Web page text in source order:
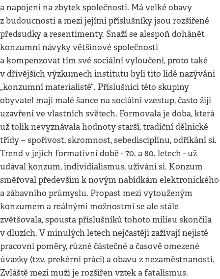
a napojení na zbytek společnosti. Má velké obavy
z budoucnosti a mezi jejími příslušníky jsou rozšířené
předsudky a resentimenty. Snaží se alespoň dohánět
konzumní návyky většinové společnosti
a kompenzovat tím své sociální vyloučení, proto také
v dřívějších výzkumech institutu byli tito lidé nazýváni
„konzumní materialisté“. Příslušníci této skupiny
obyvatel mají malé šance na sociální vzestup, často žijí
uzavřeni ve vlastních světech. Formovala je doba, která
už tolik nevyznávala hodnoty starší, tradiční dělnické
třídy – spořivost, skromnost, sebedisciplínu, odříkání si.
Trend v jejich formativní době - 70. a 80. letech - už
udával konzum, individialismus, užívání si. Konzum
směřoval především k novým nabídkám elektronického
a zábavního průmyslu. Propast mezi vytouženým
konzumem a reálnými možnostmi se ale stále
zvětšovala, spousta příslušníků tohoto milieu skončila
v dluzích. V minulých letech nejčastěji zažívají nejisté
pracovní poměry, různé částečné a časově omezené
úvazky (tzv. prekérní práci) a obavu z nezaměstnanosti.
Zvláště mezi muži je rozšířen vztek a fatalismus.